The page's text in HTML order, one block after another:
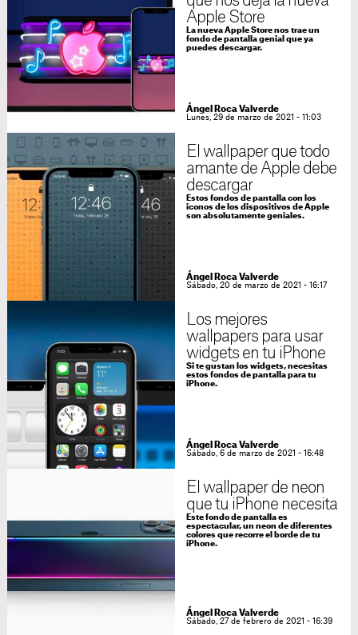
Apple Store
La nueva Apple Store nos trae un
fondo de pantalla genial que ya
puedes descargar.
Ángel Roca Valverde
Lunes, 29 de marzo de 2021 - 11:03
El wallpaper que todo
amante de Apple debe
descargar
Estos fondos de pantalla con los
iconos de los dispositivos de Apple
son absolutamente geniales.
Ángel Roca Valverde
Sábado, 20 de marzo de 2021 - 16:17
Los mejores
wallpapers para usar
widgets en tu iPhone
Si te gustan los widgets, necesitas
estos fondos de pantalla para tu
iPhone.
Ángel Roca Valverde
Sábado, 6 de marzo de 2021 - 16:48
El wallpaper de neon
que tu iPhone necesita
Este fondo de pantalla es
espectacular, un neon de diferentes
colores que recorre el borde de tu
iPhone.
Ángel Roca Valverde
Sábado, 27 de febrero de 2021 - 16:39